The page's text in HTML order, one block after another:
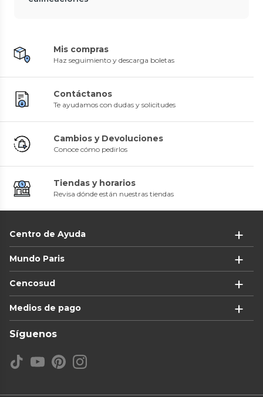
Mis compras
Haz seguimiento y descarga boletas
Contáctanos
Te ayudamos con dudas y solicitudes
Cambios y Devoluciones
Conoce cómo pedirlos
Tiendas y horarios
Revisa dónde están nuestras tiendas
Centro de Ayuda
Mundo Paris
Cencosud
Medios de pago
Síguenos